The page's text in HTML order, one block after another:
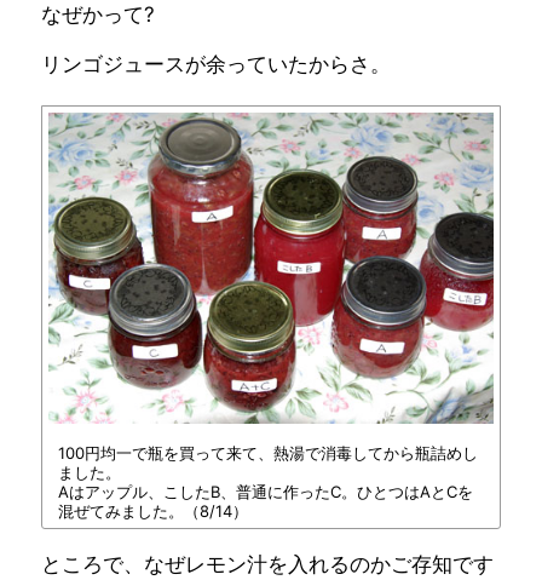
なぜかって?
リンゴジュースが余っていたからさ。
100円均一で瓶を買って来て、熱湯で消毒してから瓶詰めし
ました。
Aはアップル、こしたB、普通に作ったC。ひとつはAとCを
混ぜてみました。（8/14）
ところで、なぜレモン汁を入れるのかご存知です